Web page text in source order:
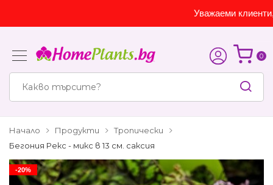
Уважаеми клиенти,
0
Начало Продукти
Тропически
Бегония Рекс - микс в 13 см. саксия
-20%